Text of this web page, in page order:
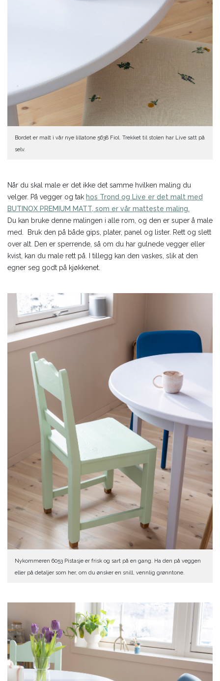
Bordet er malt i vår nye lillatone 5638 Fiol. Trekket til stolen har Live satt på
selv.
Når du skal male er det ikke det samme hvilken maling du
velger. På vegger og tak hos Trond og Live er det malt med
BUTINOX PREMIUM MATT, som er vår matteste maling.
Du kan bruke denne malingen i alle rom, og den er super å male
med. Bruk den på både gips, plater, panel og lister. Rett og slett
over alt. Den er sperrende, så om du har gulnede vegger eller
kvist, kan du male rett på. I tillegg kan den vaskes, slik at den
egner seg godt på kjøkkenet.
Nykommeren 6053 Pistasje er frisk og sart på en gang. Ha den på veggen
eller på detaljer som her, om du ønsker en snill, vennlig grønntone.